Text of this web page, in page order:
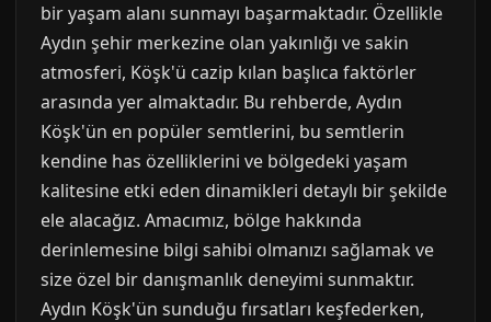
bir yaşam alanı sunmayı başarmaktadır. Özellikle
Aydın şehir merkezine olan yakınlığı ve sakin
atmosferi, Köşk'ü cazip kılan başlıca faktörler
arasında yer almaktadır. Bu rehberde, Aydın
Köşk'ün en popüler semtlerini, bu semtlerin
kendine has özelliklerini ve bölgedeki yaşam
kalitesine etki eden dinamikleri detaylı bir şekilde
ele alacağız. Amacımız, bölge hakkında
derinlemesine bilgi sahibi olmanızı sağlamak ve
size özel bir danışmanlık deneyimi sunmaktır.
Aydın Köşk'ün sunduğu fırsatları keşfederken,